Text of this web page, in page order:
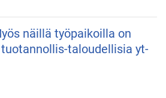
näillä työpaikoilla on
taloudellisia yt-